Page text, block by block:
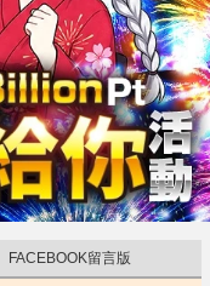
FACEBOOK留言版